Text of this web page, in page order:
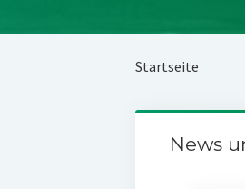
Startseite
News